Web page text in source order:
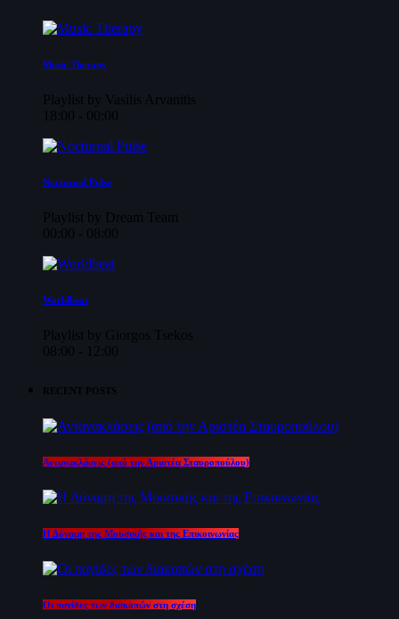
Music Therapy
Playlist by Vasilis Arvanitis
18:00 - 00:00
Nocturnal Pulse
Playlist by Dream Team
00:00 - 08:00
Worldbeat
Playlist by Giorgos Tsekos
08:00 - 12:00
RECENT POSTS
Αντανακλάσεις (από την Αριστέα Σταυροπούλου)
Η Δύναμη της Μουσικής και της Επικοινωνίας
Οι παγίδες των διακοπών στη σχέση